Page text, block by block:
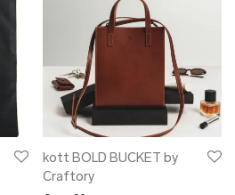
kott BOLD BUCKET by
Craftory